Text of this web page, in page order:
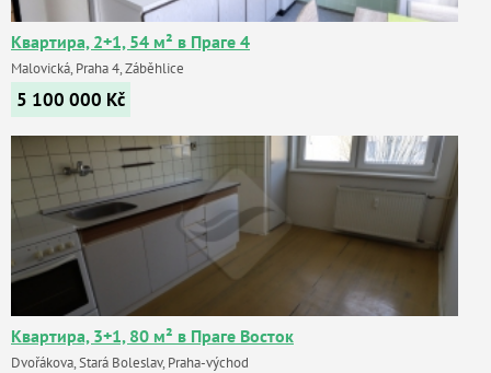
Квартира, 2+1, 54 м² в Праге 4
Malovická, Praha 4, Záběhlice
5 100 000 Kč
Квартира, 3+1, 80 м² в Праге Восток
Dvořákova, Stará Boleslav, Praha-východ